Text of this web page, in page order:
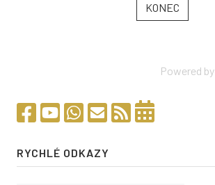
KONEC
Powered by
RYCHLÉ ODKAZY